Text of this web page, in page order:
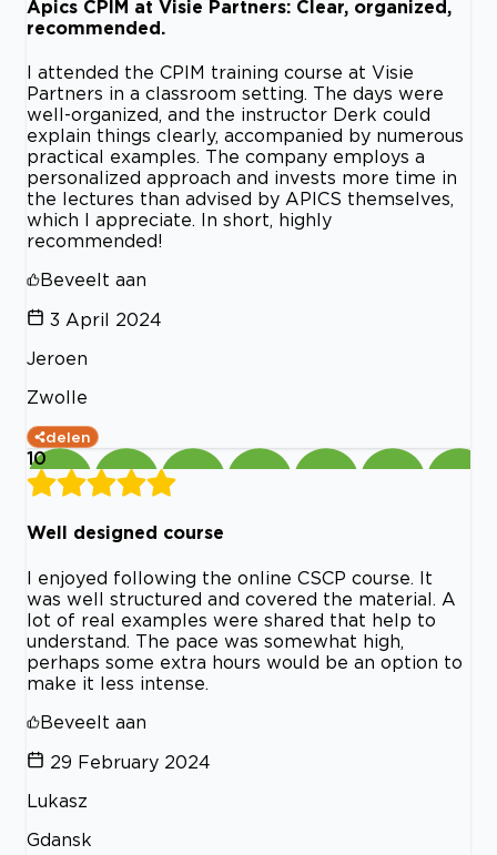
Apics CPIM at Visie Partners: Clear, organized,
recommended.
I attended the CPIM training course at Visie
Partners in a classroom setting. The days were
well-organized, and the instructor Derk could
explain things clearly, accompanied by numerous
practical examples. The company employs a
personalized approach and invests more time in
the lectures than advised by APICS themselves,
which I appreciate. In short, highly
recommended!
Beveelt aan
3 April 2024
Jeroen
Zwolle
delen
10
Well designed course
I enjoyed following the online CSCP course. It
was well structured and covered the material. A
lot of real examples were shared that help to
understand. The pace was somewhat high,
perhaps some extra hours would be an option to
make it less intense.
Beveelt aan
29 February 2024
Lukasz
Gdansk